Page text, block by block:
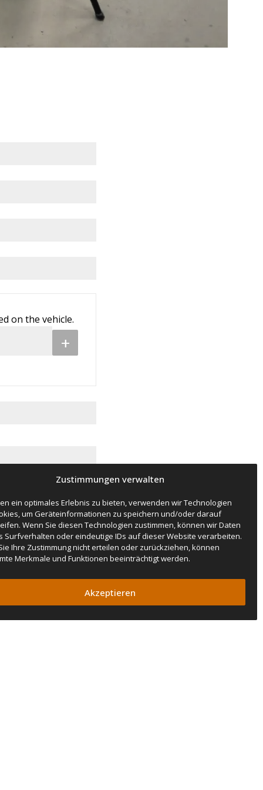
Zustimmungen verwalten
ein optimales Erlebnis zu bieten, verwenden wir Technologien
um Geräteinformationen zu speichern und/oder darauf
Wenn Sie diesen Technologien zustimmen, können wir Daten
Surfverhalten oder eindeutige IDs auf dieser Website verarbeiten.
Ihre Zustimmung nicht erteilen oder zurückziehen, können
Merkmale und Funktionen beeinträchtigt werden.
Akzeptieren
on the vehicle.
+